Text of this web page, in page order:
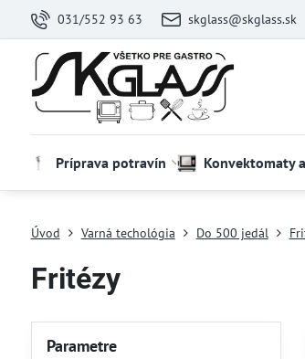
031/552 93 63 skglass@skglass.sk
Príprava potravín Konvektomaty
Úvod Varná techológia Do 500 jedál
Fritézy
Parametre